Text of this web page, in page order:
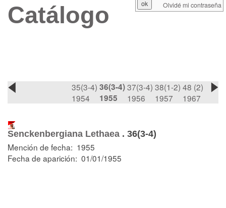
Catálogo
35(3-4)
1954
36(3-4)
1955
37(3-4)
1956
38(1-2)
1957
48 (2)
1967
Senckenbergiana Lethaea . 36(3-4)
Mención de fecha: 1955
Fecha de aparición: 01/01/1955
Olvidé mi contraseña